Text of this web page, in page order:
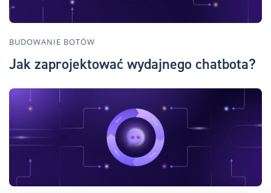
BUDOWANIE BOTÓW
Jak zaprojektować wydajnego chatbota?